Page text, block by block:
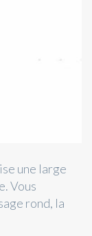
une large
Vous
rond, la